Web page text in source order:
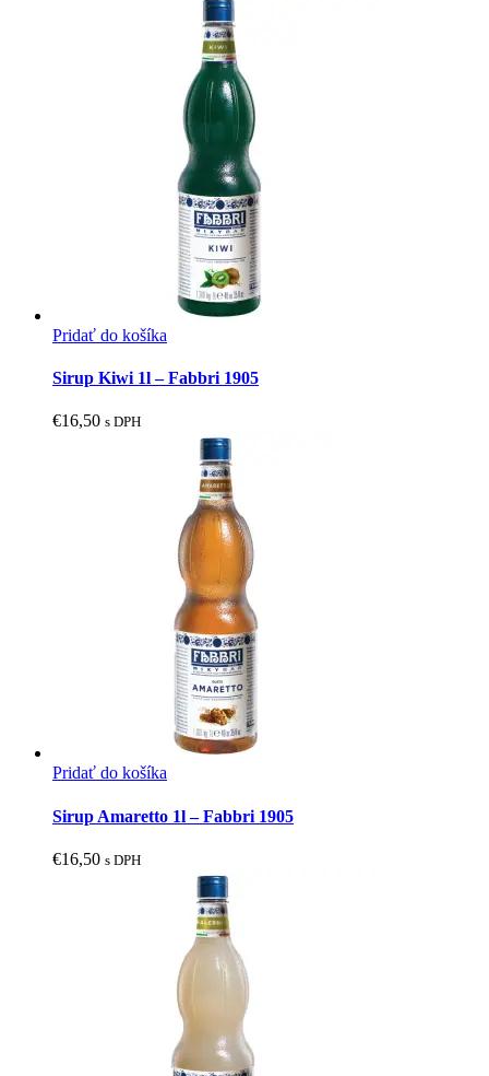
Pridať do košíka
Sirup Kiwi 1l – Fabbri 1905
€16,50 s DPH
Pridať do košíka
Sirup Amaretto 1l – Fabbri 1905
€16,50 s DPH